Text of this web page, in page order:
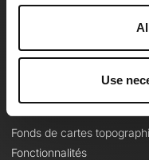
Use
Contact
Offres
Fonds de cartes
Fonctionnalités